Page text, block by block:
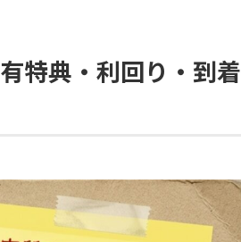
特典・利回り・到着